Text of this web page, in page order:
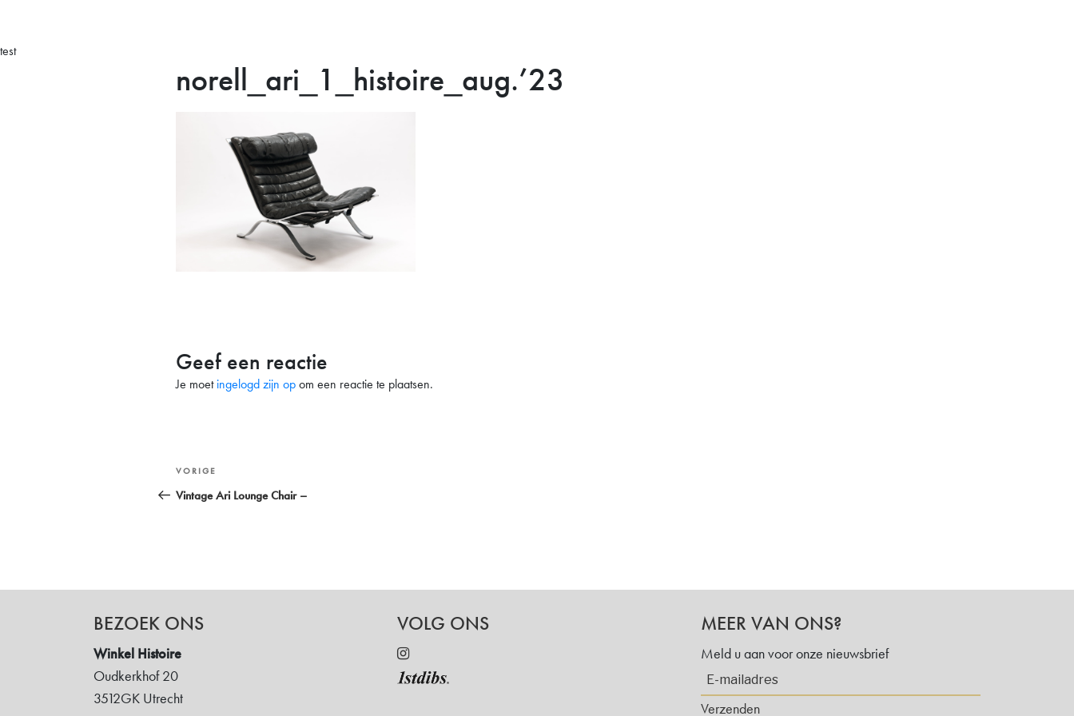
test
norell_ari_1_histoire_aug.’23
Geef een reactie
Je moetingelogd zijn opom een reactie te plaatsen.
Bericht
navigatie
Vorig
bericht
VORIGE
Vintage Ari Lounge Chair –
BEZOEK ONS
Winkel Histoire
Oudkerkhof 20
3512GK Utrecht
VOLG ONS MEER VAN ONS?
Meld u aan voor onze nieuwsbrief